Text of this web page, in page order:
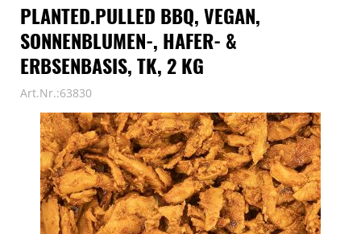
PLANTED.PULLED BBQ, VEGAN,
SONNENBLUMEN-, HAFER- &
ERBSENBASIS, TK, 2 KG
Art.Nr.:63830